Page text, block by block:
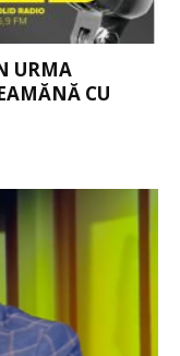
URMA
CU